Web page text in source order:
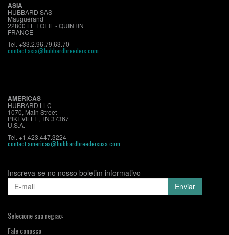
ASIA
HUBBARD SAS
Mauguérand
22800 LE FOEIL - QUINTIN
FRANCE
Tel. +33.2.96.79.63.70
contact.asia@hubbardbreeders.com
AMERICAS
HUBBARD LLC
1070, Main Street
PIKEVILLE, TN 37367
U.S.A.
Tel. +1.423.447.3224
contact.americas@hubbardbreedersusa.com
Inscreva-se no nosso boletim informativo
Selecione sua região:
Fale conosco